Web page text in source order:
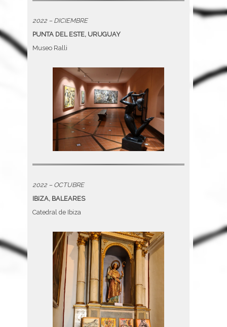
2022 – DICIEMBRE
PUNTA DEL ESTE, URUGUAY
Museo Ralli
2022 – OCTUBRE
IBIZA, BALEARES
Catedral de Ibiza